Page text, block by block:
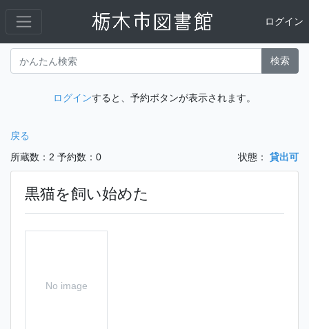
ログイン
検索
ログインすると、予約ボタンが表示されます。
戻る
所蔵数：2 予約数：0 状態： 貸出可
黒猫を飼い始めた
No image